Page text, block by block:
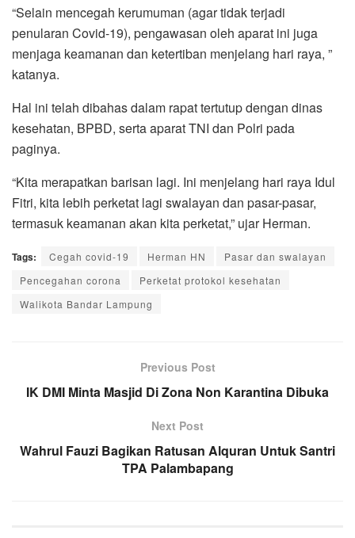
“Selain mencegah kerumuman (agar tidak terjadi
penularan Covid-19), pengawasan oleh aparat ini juga
menjaga keamanan dan ketertiban menjelang hari raya, ”
katanya.
Hal ini telah dibahas dalam rapat tertutup dengan dinas
kesehatan, BPBD, serta aparat TNI dan Polri pada
paginya.
“Kita merapatkan barisan lagi. Ini menjelang hari raya Idul
Fitri, kita lebih perketat lagi swalayan dan pasar-pasar,
termasuk keamanan akan kita perketat,” ujar Herman.
Tags: Cegah covid-19 Herman HN
Pasar dan swalayan
Pencegahan corona
Perketat protokol kesehatan
Walikota Bandar Lampung
Previous Post
IK DMI Minta Masjid Di Zona Non Karantina Dibuka
Next Post
Wahrul Fauzi Bagikan Ratusan Alquran Untuk Santri
TPA Palambapang